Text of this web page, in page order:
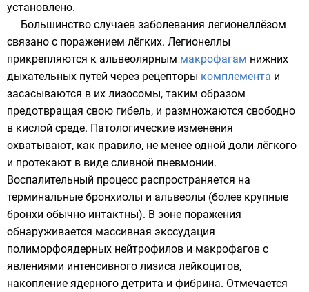
установлено.
Большинство случаев заболевания легионеллёзом
связано с поражением лёгких. Легионеллы
прикрепляются к альвеолярным макрофагам нижних
дыхательных путей через рецепторы комплемента и
засасываются в их лизосомы, таким образом
предотвращая свою гибель, и размножаются свободно
в кислой среде. Патологические изменения
охватывают, как правило, не менее одной доли лёгкого
и протекают в виде сливной пневмонии.
Воспалительный процесс распространяется на
терминальные бронхиолы и альвеолы (более крупные
бронхи обычно интактны). В зоне поражения
обнаруживается массивная экссудация
полиморфоядерных нейтрофилов и макрофагов с
явлениями интенсивного лизиса лейкоцитов,
накопление ядерного детрита и фибрина. Отмечается